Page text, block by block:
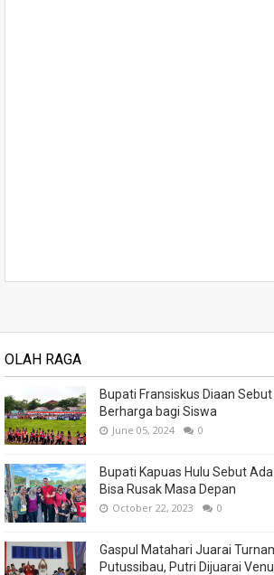
OLAH RAGA
Bupati Fransiskus Diaan
Berharga bagi Siswa
June 05, 2024 0
Bupati Kapuas Hulu Sebut
Bisa Rusak Masa Depan
October 22, 2023 0
Gaspul Matahari Juarai
Putussibau, Putri Dijuarai